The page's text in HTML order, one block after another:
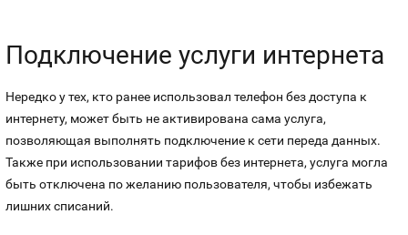
Подключение услуги интернета
Нередко у тех, кто ранее использовал телефон без доступа к
интернету, может быть не активирована сама услуга,
позволяющая выполнять подключение к сети переда данных.
Также при использовании тарифов без интернета, услуга могла
быть отключена по желанию пользователя, чтобы избежать
лишних списаний.